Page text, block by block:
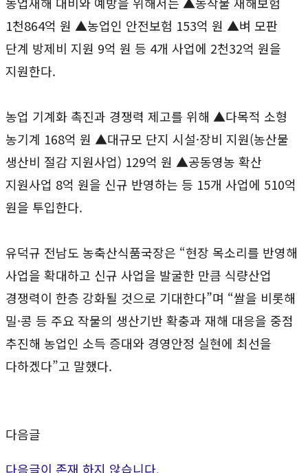
1천864억 원 ▲농업인 안전보험 153억 원 ▲벼 모판
단계 방제비 지원 9억 원 등 4개 사업에 2천32억 원을
지원한다.
농업 기계화 촉진과 경쟁력 제고를 위해 ▲다목적 소형
농기계 168억 원 ▲대규모 단지 시설·장비 지원(농산물
생산비 절감 지원사업) 129억 원 ▲공동영농 확산
지원사업 8억 원을 신규 반영하는 등 15개 사업에 510억
원을 투입한다.
유덕규 전남도 농축산식품국장은 “현장 목소리를 반영해
사업을 확대하고 신규 사업을 발굴한 만큼 식량산업
경쟁력이 한층 강화될 것으로 기대한다”며 “쌀을 비롯해
밀·콩 등 주요 작물의 생산기반 확충과 재해 대응을 중점
추진해 농업인 소득 증대와 경영안정 실현에 최선을
다하겠다”고 말했다.
다음글
다음글이 존재 하지 않습니다.